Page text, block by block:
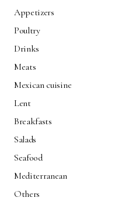
Appetizers
Poultry
Drinks
Meats
Mexican cuisine
Lent
Breakfasts
Salads
Seafood
Mediterranean
Others